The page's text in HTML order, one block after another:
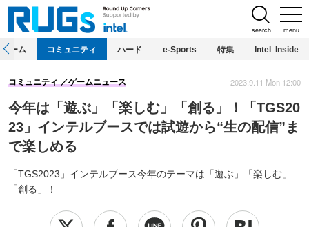
menu
search
ホーム コミュニティ ハード e-Sports 特集 Intel Inside
今年は「遊ぶ」「楽しむ」「創る」！「TGS20
23」インテルブースでは試遊から“生の配信”ま
で楽しめる
「TGS2023」インテルブース今年のテーマは「遊ぶ」「楽しむ」
「創る」！
コミュニティ ゲームニュース 2023.9.11 Mon 12:00